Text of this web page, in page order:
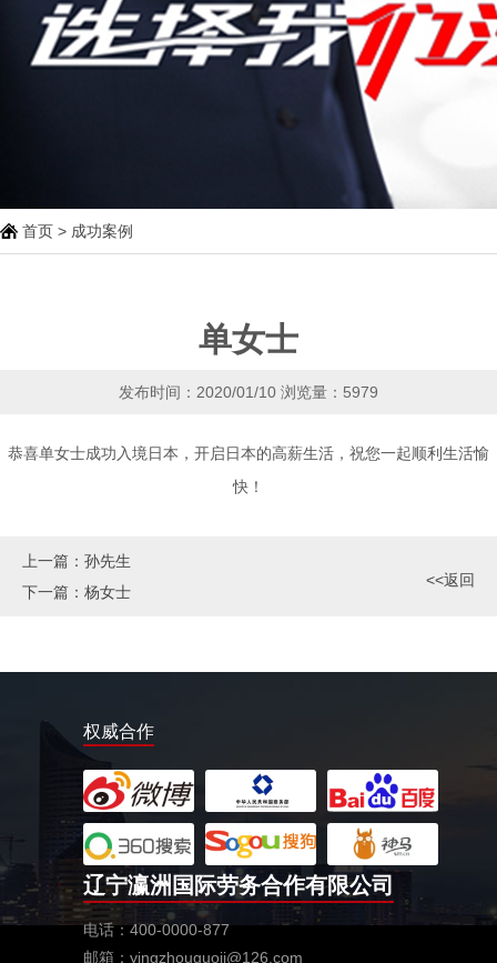
首页 > 成功案例
单女士
发布时间：2020/01/10 浏览量：5979
恭喜单女士成功入境日本，开启日本的高薪生活，祝您一起顺利生活愉
快！
上一篇： 孙先生
下一篇： 杨女士
<<返回
权威合作
辽宁瀛洲国际劳务合作有限公司
电话：400-0000-877
邮箱：yingzhouguoji@126.com